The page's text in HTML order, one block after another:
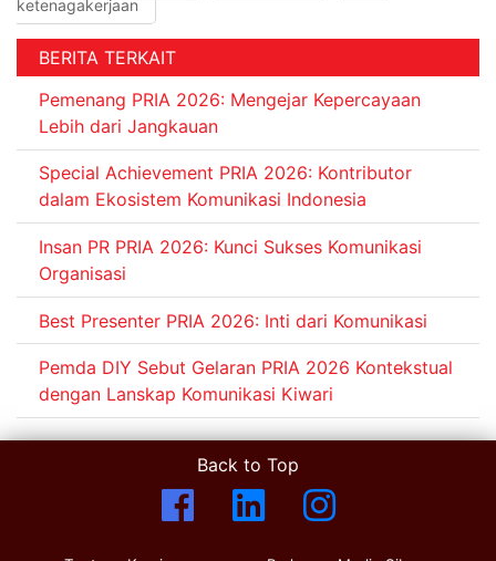
ketenagakerjaan
BERITA TERKAIT
Pemenang PRIA 2026: Mengejar Kepercayaan
Lebih dari Jangkauan
Special Achievement PRIA 2026: Kontributor
dalam Ekosistem Komunikasi Indonesia
Insan PR PRIA 2026: Kunci Sukses Komunikasi
Organisasi
Best Presenter PRIA 2026: Inti dari Komunikasi
Pemda DIY Sebut Gelaran PRIA 2026 Kontekstual
dengan Lanskap Komunikasi Kiwari
Back to Top